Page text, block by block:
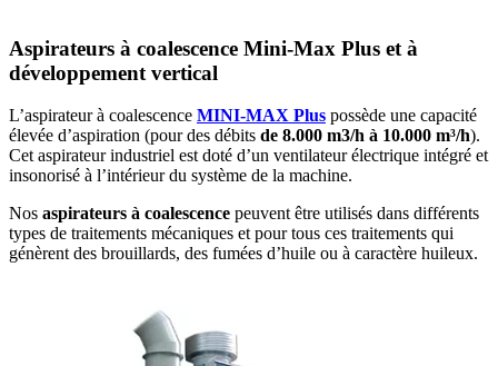
Aspirateurs à coalescence Mini-Max Plus et à
développement vertical
L’aspirateur à coalescence MINI-MAX Plus possède une capacité
élevée d’aspiration (pour des débits de 8.000 m3/h à 10.000 m³/h).
Cet aspirateur industriel est doté d’un ventilateur électrique intégré et
insonorisé à l’intérieur du système de la machine.
Nos aspirateurs à coalescence peuvent être utilisés dans différents
types de traitements mécaniques et pour tous ces traitements qui
génèrent des brouillards, des fumées d’huile ou à caractère huileux.